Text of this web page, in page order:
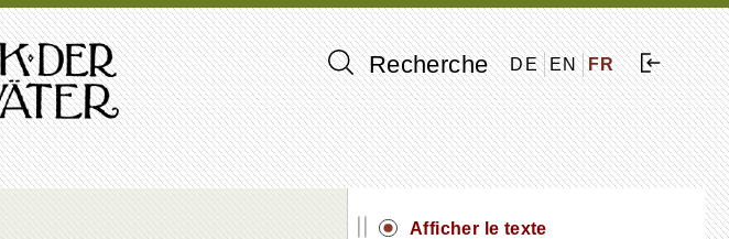
Recherche DE EN FR
||
Afficher le texte